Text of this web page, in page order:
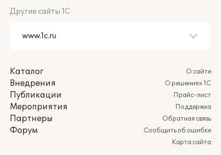
Другие сайты 1С
Каталог
Внедрения
Публикации
Мероприятия
Партнеры
Форум
О сайте
О решениях 1С
Прайс-лист
Поддержка
Обратная связь
Сообщить об ошибке
Карта сайта